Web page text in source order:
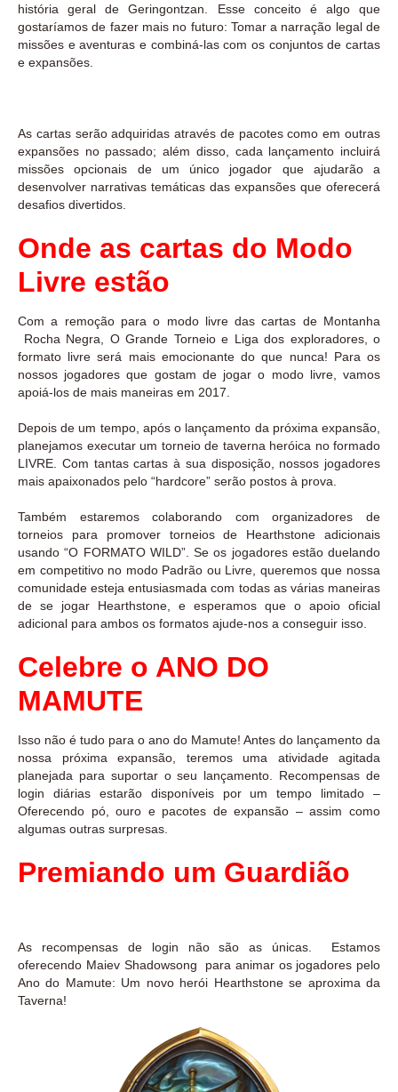
história geral de Geringontzan. Esse conceito é algo que
gostaríamos de fazer mais no futuro: Tomar a narração legal de
missões e aventuras e combiná-las com os conjuntos de cartas
e expansões.
As cartas serão adquiridas através de pacotes como em outras
expansões no passado; além disso, cada lançamento incluirá
missões opcionais de um único jogador que ajudarão a
desenvolver narrativas temáticas das expansões que oferecerá
desafios divertidos.
Onde as cartas do Modo
Livre estão
Com a remoção para o modo livre das cartas de Montanha
Rocha Negra, O Grande Torneio e Liga dos exploradores, o
formato livre será mais emocionante do que nunca! Para os
nossos jogadores que gostam de jogar o modo livre, vamos
apoiá-los de mais maneiras em 2017.
Depois de um tempo, após o lançamento da próxima expansão,
planejamos executar um torneio de taverna heróica no formado
LIVRE. Com tantas cartas à sua disposição, nossos jogadores
mais apaixonados pelo “hardcore” serão postos à prova.
Também estaremos colaborando com organizadores de
torneios para promover torneios de Hearthstone adicionais
usando “O FORMATO WILD”. Se os jogadores estão duelando
em competitivo no modo Padrão ou Livre, queremos que nossa
comunidade esteja entusiasmada com todas as várias maneiras
de se jogar Hearthstone, e esperamos que o apoio oficial
adicional para ambos os formatos ajude-nos a conseguir isso.
Celebre o ANO DO
MAMUTE
Isso não é tudo para o ano do Mamute! Antes do lançamento da
nossa próxima expansão, teremos uma atividade agitada
planejada para suportar o seu lançamento. Recompensas de
login diárias estarão disponíveis por um tempo limitado –
Oferecendo pó, ouro e pacotes de expansão – assim como
algumas outras surpresas.
Premiando um Guardião
As recompensas de login não são as únicas. Estamos
oferecendo Maiev Shadowsong para animar os jogadores pelo
Ano do Mamute: Um novo herói Hearthstone se aproxima da
Taverna!